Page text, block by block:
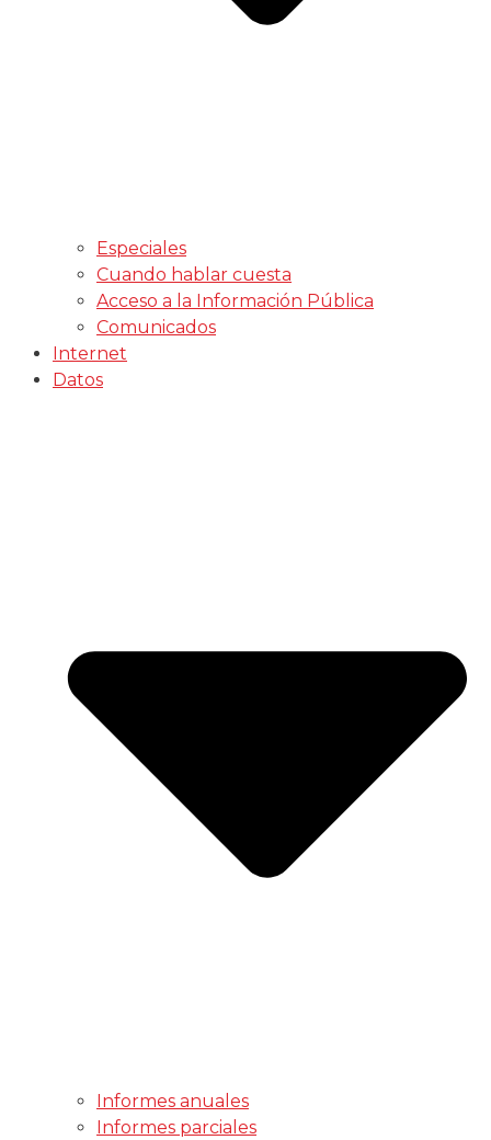
Especiales
Cuando hablar cuesta
Acceso a la Información Pública
Comunicados
Internet
Datos
Informes anuales
Informes parciales